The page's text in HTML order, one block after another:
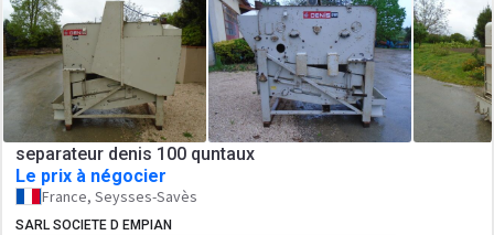
separateur denis 100 quntaux
Le prix à négocier
France, Seysses-Savès
SARL SOCIETE D EMPIAN